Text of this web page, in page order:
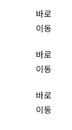
바로
이동
바로
이동
바로
이동